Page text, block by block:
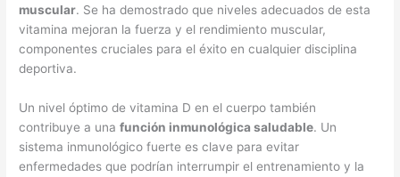
muscular. Se ha demostrado que niveles adecuados de esta
vitamina mejoran la fuerza y el rendimiento muscular,
componentes cruciales para el éxito en cualquier disciplina
deportiva.
Un nivel óptimo de vitamina D en el cuerpo también
contribuye a unafunción inmunológica saludable. Un
sistema inmunológico fuerte es clave para evitar
enfermedades que podrían interrumpir el entrenamiento y la